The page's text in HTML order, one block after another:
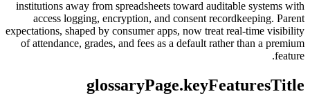
institutions away from spreadsheets toward auditable systems with
access logging, encryption, and consent recordkeeping. Parent
expectations, shaped by consumer apps, now treat real-time visibility
of attendance, grades, and fees as a default rather than a premium
feature.
glossaryPage.keyFeaturesTitle